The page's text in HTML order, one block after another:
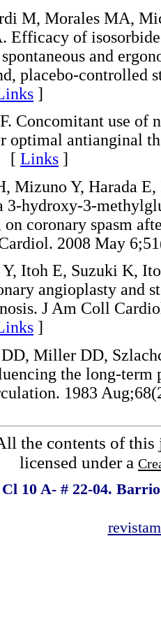
M, Morales MA,
Efficacy of
and
placebo-controlled
]
Concomitant use of
optimal antianginal
Links ]
Mizuno Y, Harada
3-hydroxy-3-
coronary spasm
2008 May
Y, Itoh E, Suzuki K,
angioplasty and
J Am Coll
]
DD, Miller DD,
the long-term
1983
the contents of this
licensed under a
Cl 10 A- # 22-04.